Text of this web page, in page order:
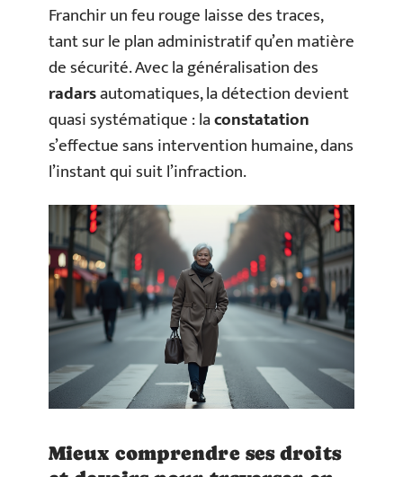
Franchir un feu rouge laisse des traces,
tant sur le plan administratif qu’en matière
de sécurité. Avec la généralisation des
radarsautomatiques, la détection devient
quasi systématique : laconstatation
s’effectue sans intervention humaine, dans
l’instant qui suit l’infraction.
Mieux comprendre ses droits